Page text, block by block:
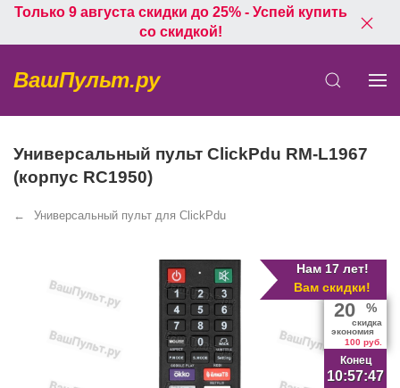
Только 9 августа скидки до 25% - Успей купить
со скидкой!
ВашПульт.ру
Универсальный пульт ClickPdu RM-L1967
(корпус RC1950)
Универсальный пульт для ClickPdu
Нам 17 лет!
Вам скидки!
Конец
10:57:47
20 %
скидка
экономия
100 руб.